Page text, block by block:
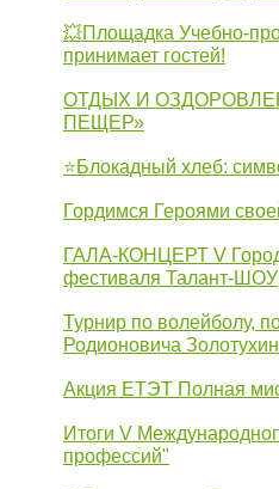
💥Площадка Учебно-
принимает гостей!
ОТДЫХ И
ПЕЩЕР»
⭐Блокадный хлеб:
Гордимся Героями
ГАЛА-КОНЦЕРТ V
фестиваля Талант-ШОУ
Турнир по волейболу,
Родионовича
Акция ЕТЭТ Полная
Итоги V
профессий"